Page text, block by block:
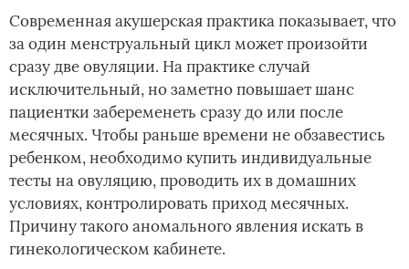
Современная акушерская практика показывает, что
за один менструальный цикл может произойти
сразу две овуляции. На практике случай
исключительный, но заметно повышает шанс
пациентки забеременеть сразу до или после
месячных. Чтобы раньше времени не обзавестись
ребенком, необходимо купить индивидуальные
тесты на овуляцию, проводить их в домашних
условиях, контролировать приход месячных.
Причину такого аномального явления искать в
гинекологическом кабинете.